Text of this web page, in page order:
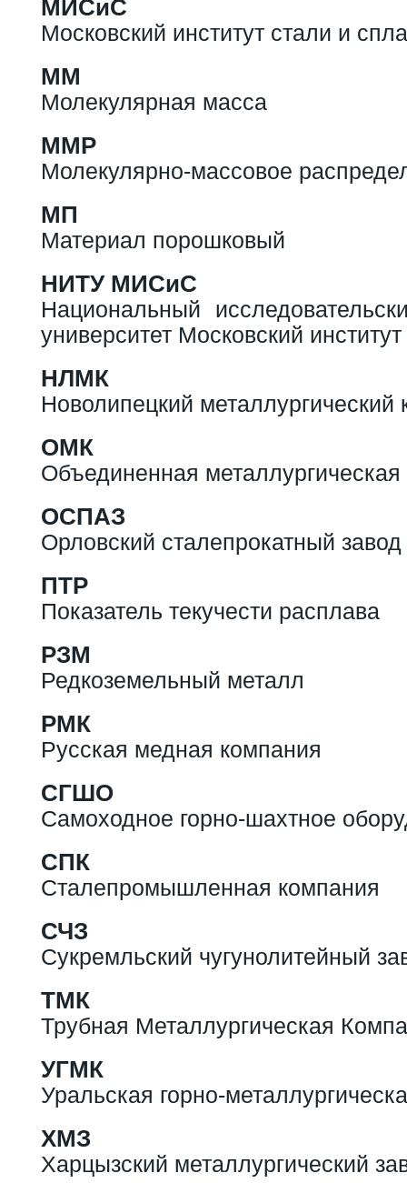
МИСиС
Московский институт стали и
ММ
Молекулярная масса
ММР
Молекулярно-массовое
МП
Материал порошковый
НИТУ МИСиС
Национальный
университет Московский
НЛМК
Новолипецкий металлургический
ОМК
Объединенная
ОСПАЗ
Орловский сталепрокатный завод
ПТР
Показатель текучести расплава
РЗМ
Редкоземельный металл
РМК
Русская медная компания
СГШО
Самоходное горно-шахтное
СПК
Сталепромышленная компания
СЧЗ
Сукремльский чугунолитейный
ТМК
Трубная Металлургическая
УГМК
Уральская горно-
ХМЗ
Харцызский металлургический